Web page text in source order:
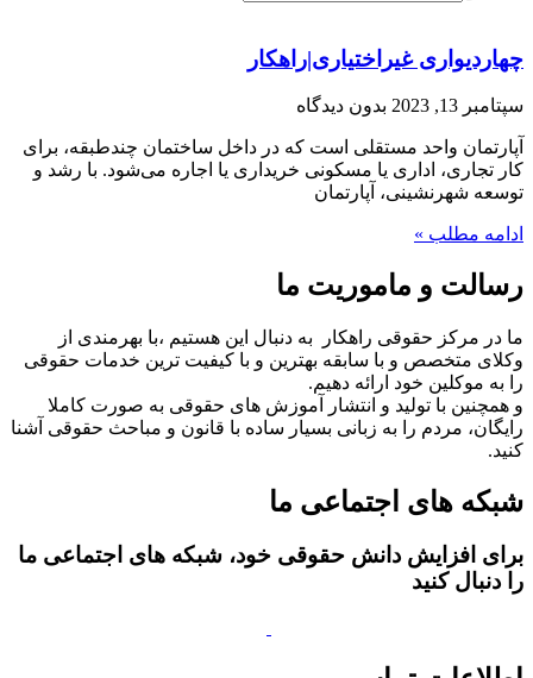
چهاردیواری غیراختیاری|راهکار
سپتامبر 13, 2023 بدون دیدگاه
آپارتمان واحد مستقلی است که در داخل ساختمان‌ چندطبقه‌، برای
کار تجاری، اداری یا مسکونی خریداری یا اجاره می‌شود. با رشد و
توسعه شهرنشینی، آپارتمان‌
ادامه مطلب »
رسالت و ماموریت ما
ما در مرکز حقوقی راهکار به دنبال این هستیم ،با بهرمندی از
وکلای متخصص و با سابقه بهترین و با کیفیت ترین خدمات حقوقی
را به موکلین خود ارائه دهیم.
و همچنین با تولید و انتشار آموزش های حقوقی به صورت کاملا
رایگان، مردم را به زبانی بسیار ساده با قانون و مباحث حقوقی آشنا
کنید.
شبکه های اجتماعی ما
برای افزایش دانش حقوقی خود، شبکه های اجتماعی ما
را دنبال کنید